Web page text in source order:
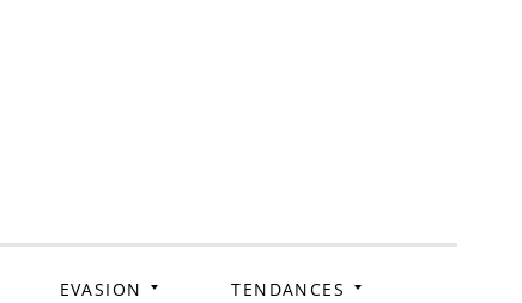
EVASION TENDANCES